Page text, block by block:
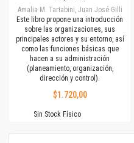
Amalia M. Tartabini, Juan José Gilli
Este libro propone una introducción
sobre las organizaciones, sus
principales actores y su entorno, así
como las funciones básicas que
hacen a su administración
(planeamiento, organización,
dirección y control).
$1.720,00
Sin Stock Físico